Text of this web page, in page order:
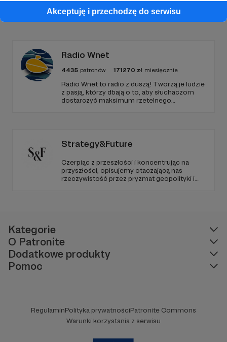
Akceptuję i przechodzę do serwisu
Promowani autorzy
Radio Wnet
4435 patronów 171270 zł miesięcznie
Radio Wnet to radio z duszą! Tworzą je ludzie
z pasją, którzy dbają o to, aby słuchaczom
dostarczyć maksimum rzetelnego
Strategy&Future
Czerpiąc z przeszłości i koncentrując na
przyszłości, opisujemy otaczającą nas
rzeczywistość przez pryzmat geopolityki i
Kategorie
O Patronite
Dodatkowe produkty
Pomoc
RegulaminPolityka prywatnościPatronite Commons
Warunki korzystania z serwisu